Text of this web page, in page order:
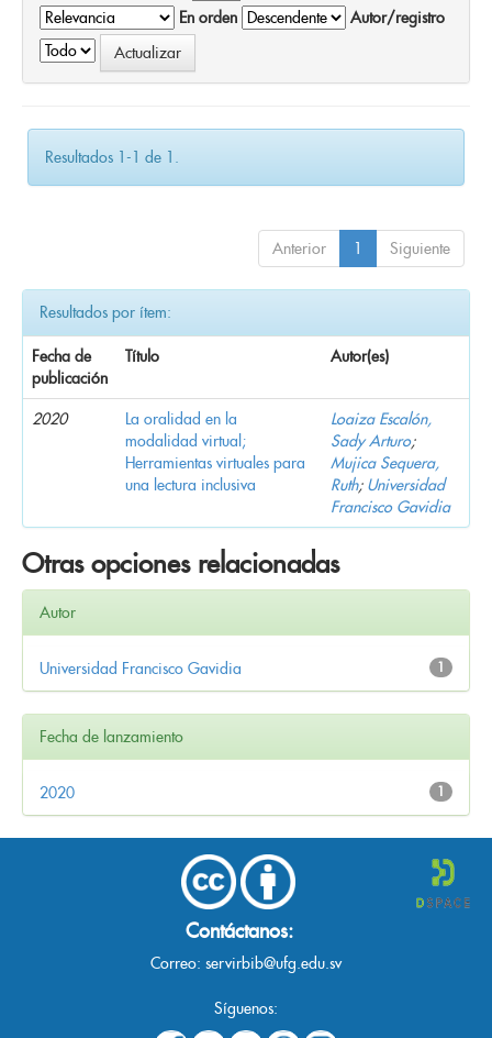
En orden
Autor/registro
Resultados 1-1 de 1.
Anterior 1 Siguiente
Resultados por ítem:
Fecha de
publicación
Título Autor(es)
2020
La oralidad en la
modalidad virtual;
Herramientas virtuales para
una lectura inclusiva
Loaiza Escalón,
Sady Arturo;
Mujica Sequera,
Ruth; Universidad
Francisco Gavidia
Otras opciones relacionadas
Autor
1
Universidad Francisco Gavidia
Fecha de lanzamiento
1
2020
Contáctanos:
Correo: servirbib@ufg.edu.sv
Síguenos: